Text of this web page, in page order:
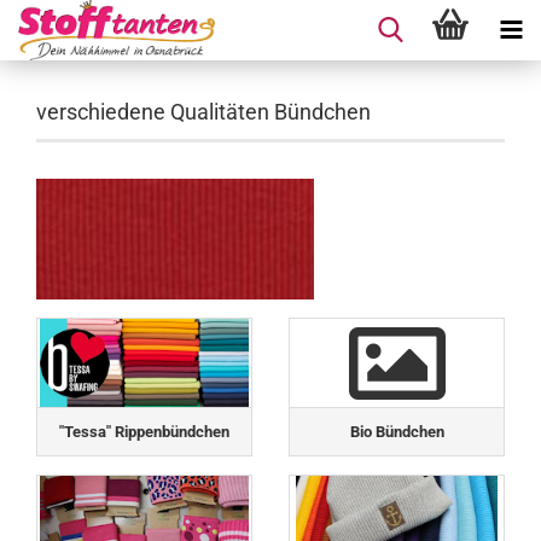
verschiedene Qualitäten Bündchen
"Tessa" Rippenbündchen Bio Bündchen